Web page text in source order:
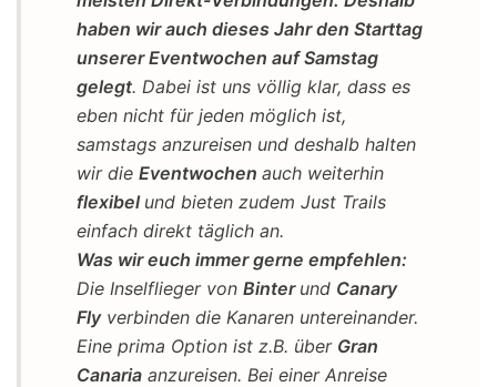
haben wir auch dieses Jahr den Starttag
unserer Eventwochen auf Samstag
gelegt. Dabei ist uns völlig klar, dass es
eben nicht für jeden möglich ist,
samstags anzureisen und deshalb halten
wir die Eventwochen auch weiterhin
flexibel und bieten zudem Just Trails
einfach direkt täglich an.
Was wir euch immer gerne empfehlen:
Die Inselflieger von Binter und Canary
Flyverbinden die Kanaren untereinander.
Eine prima Option ist z.B. über Gran
Canaria anzureisen. Bei einer Anreise